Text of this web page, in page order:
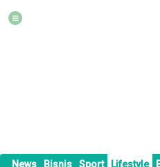
News Bisnis Sport Lifestyle